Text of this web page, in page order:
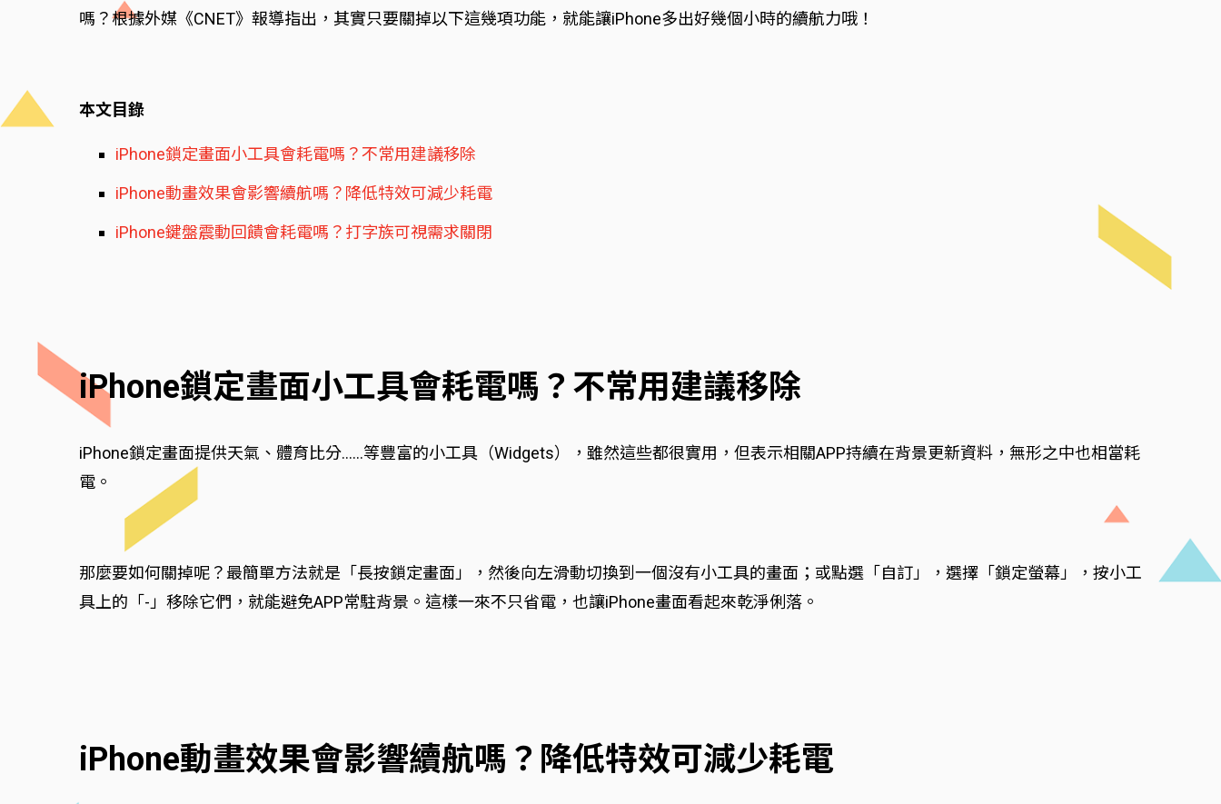
嗎？根據外媒《CNET》報導指出，其實只要關掉以下這幾項功能，就能讓iPhone多出好幾個小時的續航力哦！
本文目錄
iPhone鎖定畫面小工具會耗電嗎？不常用建議移除
iPhone動畫效果會影響續航嗎？降低特效可減少耗電
iPhone鍵盤震動回饋會耗電嗎？打字族可視需求關閉
iPhone鎖定畫面小工具會耗電嗎？不常用建議移除
iPhone鎖定畫面提供天氣、體育比分......等豐富的小工具（Widgets），雖然這些都很實用，但表示相關APP持續在背景更新資料，無形之中也相當耗
電。
那麼要如何關掉呢？最簡單方法就是「長按鎖定畫面」，然後向左滑動切換到一個沒有小工具的畫面；或點選「自訂」，選擇「鎖定螢幕」，按小工
具上的「-」移除它們，就能避免APP常駐背景。這樣一來不只省電，也讓iPhone畫面看起來乾淨俐落。
iPhone動畫效果會影響續航嗎？降低特效可減少耗電